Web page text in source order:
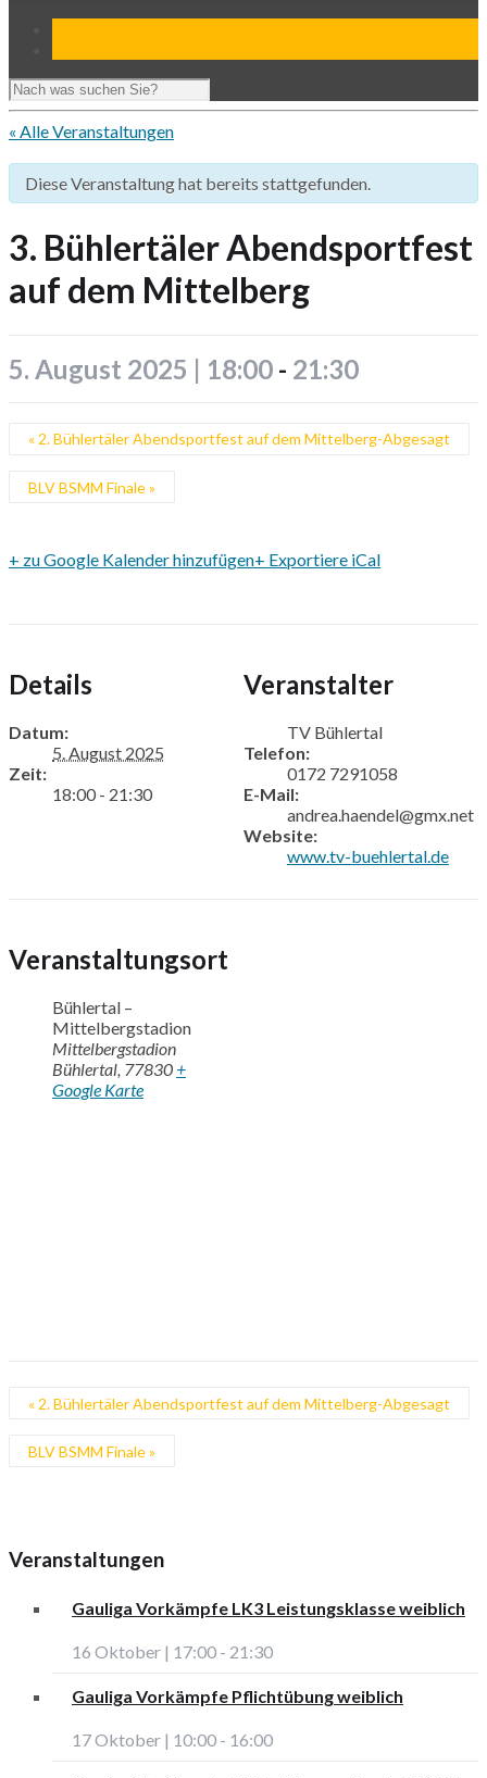
« Alle Veranstaltungen
Diese Veranstaltung hat bereits stattgefunden.
3. Bühlertäler Abendsportfest
auf dem Mittelberg
5. August 2025 | 18:00 - 21:30
«2. Bühlertäler Abendsportfest auf dem Mittelberg-Abgesagt
BLV BSMM Finale»
+ zu Google Kalender hinzufügen+ Exportiere iCal
Details
Datum:
5. August 2025
Zeit:
18:00 - 21:30
Veranstalter
TV Bühlertal
Telefon:
0172 7291058
E-Mail:
andrea.haendel@gmx.net
Website:
www.tv-buehlertal.de
Veranstaltungsort
Bühlertal –
Mittelbergstadion
Mittelbergstadion
Bühlertal, 77830 +
Google Karte
«2. Bühlertäler Abendsportfest auf dem Mittelberg-Abgesagt
BLV BSMM Finale»
Veranstaltungen
Gauliga Vorkämpfe LK3 Leistungsklasse weiblich
16 Oktober | 17:00 - 21:30
Gauliga Vorkämpfe Pflichtübung weiblich
17 Oktober | 10:00 - 16:00